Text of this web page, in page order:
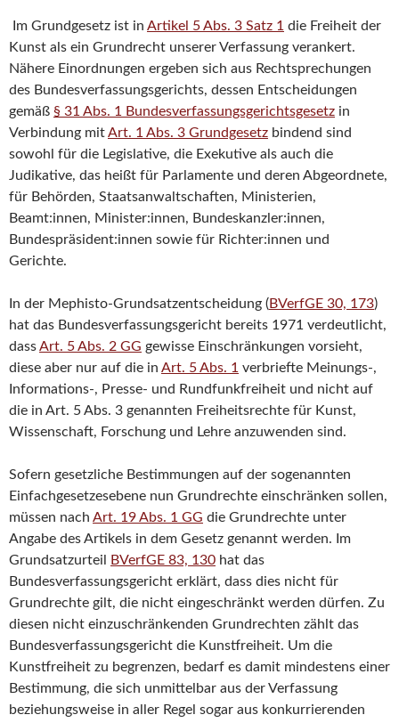
Im Grundgesetz ist in Artikel 5 Abs. 3 Satz 1 die Freiheit der
Kunst als ein Grundrecht unserer Verfassung verankert.
Nähere Einordnungen ergeben sich aus Rechtsprechungen
des Bundesverfassungsgerichts, dessen Entscheidungen
gemäß § 31 Abs. 1 Bundesverfassungsgerichtsgesetz in
Verbindung mitArt. 1 Abs. 3 Grundgesetz bindend sind
sowohl für die Legislative, die Exekutive als auch die
Judikative, das heißt für Parlamente und deren Abgeordnete,
für Behörden, Staatsanwaltschaften, Ministerien,
Beamt:innen, Minister:innen, Bundeskanzler:innen,
Bundespräsident:innen sowie für Richter:innen und
Gerichte.
In der Mephisto-Grundsatzentscheidung (BVerfGE 30, 173)
hat das Bundesverfassungsgericht bereits 1971 verdeutlicht,
dassArt. 5 Abs. 2 GG gewisse Einschränkungen vorsieht,
diese aber nur auf die in Art. 5 Abs. 1 verbriefte Meinungs-,
Informations-, Presse- und Rundfunkfreiheit und nicht auf
die in Art. 5 Abs. 3 genannten Freiheitsrechte für Kunst,
Wissenschaft, Forschung und Lehre anzuwenden sind.
Sofern gesetzliche Bestimmungen auf der sogenannten
Einfachgesetzesebene nun Grundrechte einschränken sollen,
müssen nach Art. 19 Abs. 1 GG die Grundrechte unter
Angabe des Artikels in dem Gesetz genannt werden. Im
Grundsatzurteil
BVerfGE 83, 130 hat das
Bundesverfassungsgericht erklärt, dass dies nicht für
Grundrechte gilt, die nicht eingeschränkt werden dürfen. Zu
diesen nicht einzuschränkenden Grundrechten zählt das
Bundesverfassungsgericht die Kunstfreiheit. Um die
Kunstfreiheit zu begrenzen, bedarf es damit mindestens einer
Bestimmung, die sich unmittelbar aus der Verfassung
beziehungsweise in aller Regel sogar aus konkurrierenden